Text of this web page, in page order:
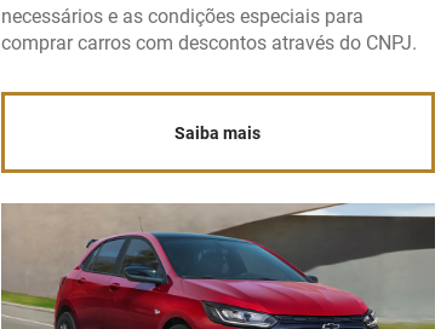
necessários e as condições especiais para
comprar carros com descontos através do CNPJ.
Saiba mais